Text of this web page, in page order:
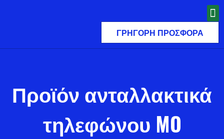
ΓΡΉΓΟΡΗ ΠΡΟΣΦΟΡΆ
Προϊόν ανταλλακτικά
τηλεφώνου MO